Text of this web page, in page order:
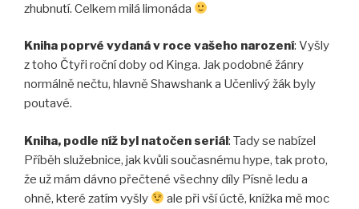
zhubnutí. Celkem milá limonáda
Kniha poprvé vydaná v roce vašeho narození: Vyšly
z toho Čtyři roční doby od Kinga. Jak podobné žánry
normálně nečtu, hlavně Shawshank a Učenlivý žák byly
poutavé.
Kniha, podle níž byl natočen seriál: Tady se nabízel
Příběh služebnice, jak kvůli současnému hype, tak proto,
že už mám dávno přečtené všechny díly Písně ledu a
ohně, které zatím vyšly
ale při vší úctě, knížka mě moc